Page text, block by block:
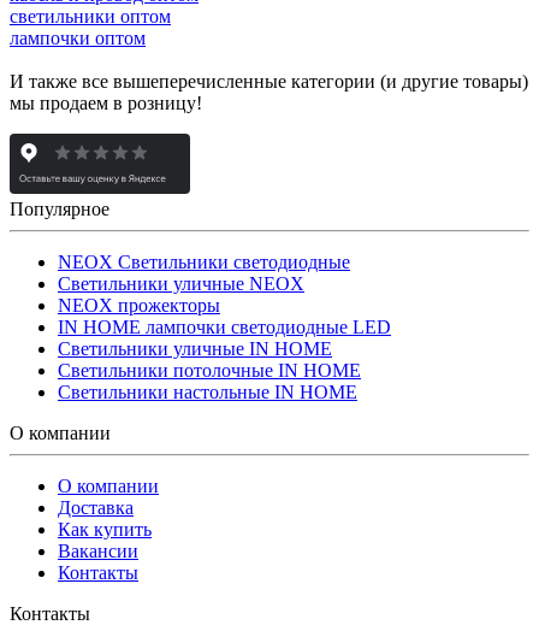
светильники оптом
лампочки оптом
И также все вышеперечисленные категории (и другие товары)
мы продаем в розницу!
Популярное
NEOX Светильники светодиодные
Светильники уличные NEOX
NEOX прожекторы
IN HOME лампочки светодиодные LED
Светильники уличные IN HOME
Светильники потолочные IN HOME
Светильники настольные IN HOME
О компании
О компании
Доставка
Как купить
Вакансии
Контакты
Контакты